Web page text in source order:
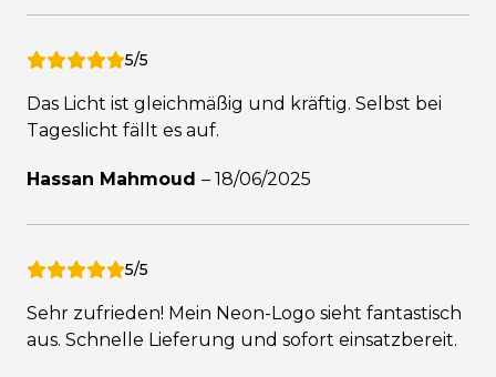
5/5
Das Licht ist gleichmäßig und kräftig. Selbst bei
Tageslicht fällt es auf.
Hassan Mahmoud – 18/06/2025
5/5
Sehr zufrieden! Mein Neon-Logo sieht fantastisch
aus. Schnelle Lieferung und sofort einsatzbereit.